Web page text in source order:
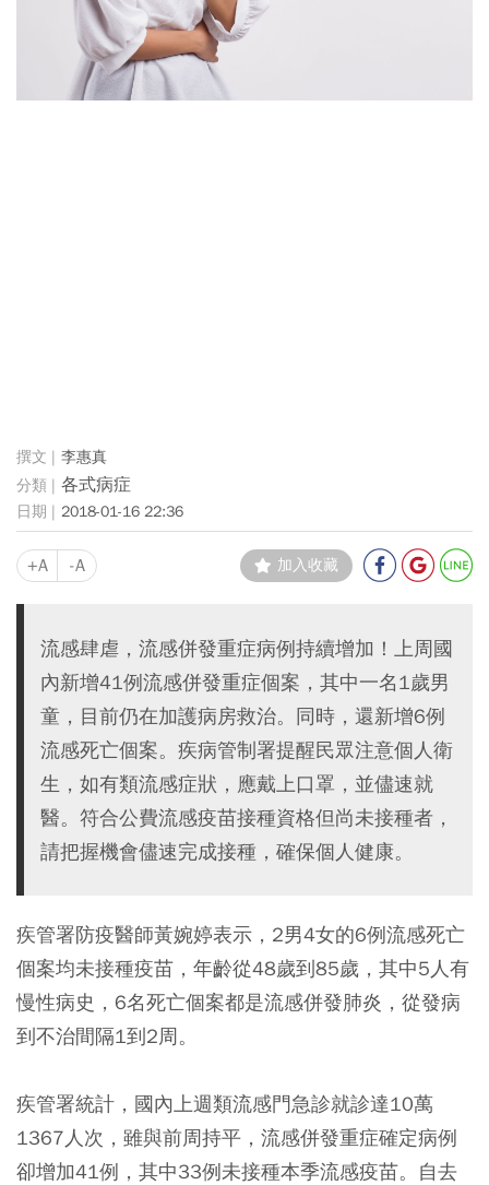
李惠真
各式病症
2018-01-16 22:36
+A -A 加入收藏
流感肆虐，流感併發重症病例持續增加！上周國
內新增41例流感併發重症個案，其中一名1歲男
童，目前仍在加護病房救治。同時，還新增6例
流感死亡個案。疾病管制署提醒民眾注意個人衛
生，如有類流感症狀，應戴上口罩，並儘速就
醫。符合公費流感疫苗接種資格但尚未接種者，
請把握機會儘速完成接種，確保個人健康。
疾管署防疫醫師黃婉婷表示，2男4女的6例流感死亡
個案均未接種疫苗，年齡從48歲到85歲，其中5人有
慢性病史，6名死亡個案都是流感併發肺炎，從發病
到不治間隔1到2周。
疾管署統計，國內上週類流感門急診就診達10萬
1367人次，雖與前周持平，流感併發重症確定病例
卻增加41例，其中33例未接種本季流感疫苗。自去